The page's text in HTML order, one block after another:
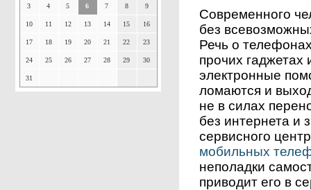
3 4 5 6 7 8 9
10 11 12 13 14 15 16
17 18 19 20 21 22 23
24 25 26 27 28 29 30
31
Современного
без
Речь о
прочих гаджетах
электронные
ломаются и
не в силах
без интернета и
сервисного
мобильных
неполадки
приводит его в